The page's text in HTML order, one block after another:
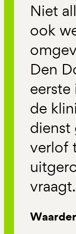
Niet
ook
Den
de
dienst
verlof
vraagt.